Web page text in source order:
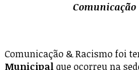
Comunicação & Racismo foi
Municipalque ocorreu na